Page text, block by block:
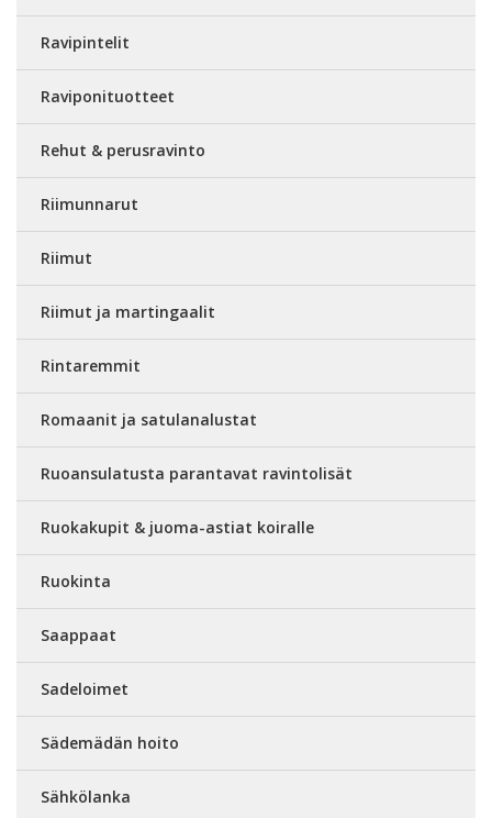
Ravipintelit
Raviponituotteet
Rehut & perusravinto
Riimunnarut
Riimut
Riimut ja martingaalit
Rintaremmit
Romaanit ja satulanalustat
Ruoansulatusta parantavat ravintolisät
Ruokakupit & juoma-astiat koiralle
Ruokinta
Saappaat
Sadeloimet
Sädemädän hoito
Sähkölanka